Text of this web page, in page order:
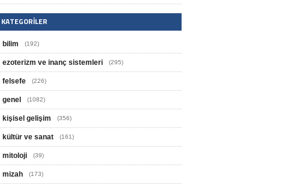
KATEGORILER
bilim (192)
ezoterizm ve inanç sistemleri (295)
felsefe (226)
genel (1082)
kişisel gelişim (356)
kültür ve sanat (161)
mitoloji (39)
mizah (173)